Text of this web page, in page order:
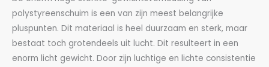
polystyreenschuim is een van zijn meest belangrijke
pluspunten. Dit materiaal is heel duurzaam en sterk, maar
bestaat toch grotendeels uit lucht. Dit resulteert in een
enorm licht gewicht. Door zijn luchtige en lichte consistentie